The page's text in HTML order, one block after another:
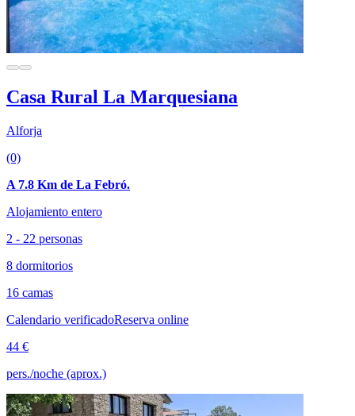
Casa Rural La Marquesiana
Alforja
(0)
A 7.8 Km de La Febró.
Alojamiento entero
2 - 22 personas
8 dormitorios
16 camas
Calendario verificadoReserva online
44 €
pers./noche (aprox.)